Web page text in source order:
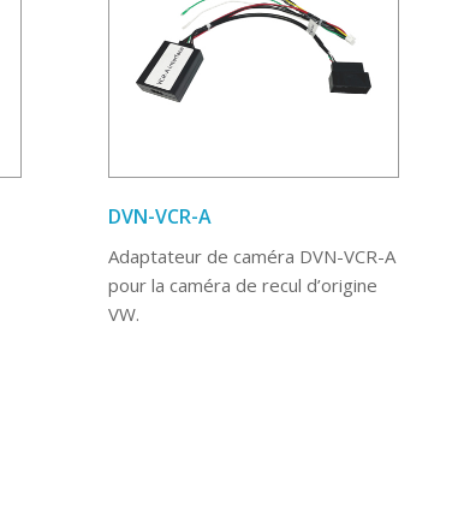
DVN-VCR-A
Adaptateur de caméra DVN-VCR-A
pour la caméra de recul d’origine
VW.